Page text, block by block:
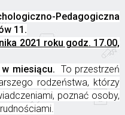
Pedagogiczna
11.
2021 roku godz. 17.00,
miesiącu. To przestrzeń
rodzeństwa, którzy
poznać osoby,